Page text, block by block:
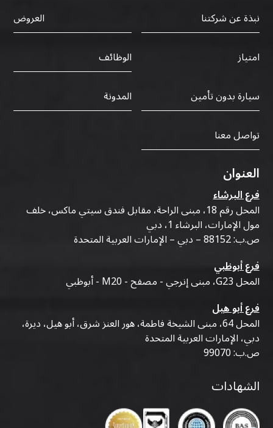
نبذة عن شركتنا
العروض
امتياز
الوظائف
سيارة بدون تأمين
المدونة
تواصل معنا
العنوان
فرع البرشاء
المحل رقم 18، مبنى الراحة، مقابل فندق سيتي ماكس، خلف
مول الإمارات، البرشاء 1، دبي
ص.ب: 88152 – دبي – الإمارات العربية المتحدة
فرع أبوظبي
المحل G23، مبنى إنرجي - مصفح - M20 - أبوظبي
فرع أبو هيل
المحل 64، مبنى الشيخة فاطمة، هور العنز شرق، أبو هيل، ديرة،
دبي، الإمارات العربية المتحدة
ص.ب: 99070
الشهادات